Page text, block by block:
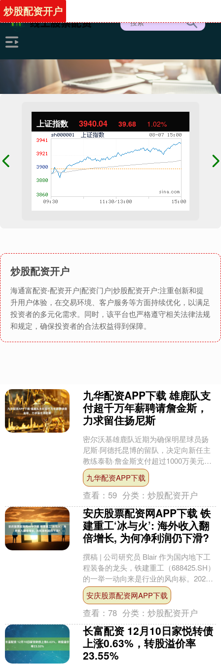
上证指数 3940.04 39.68 1.02%
炒股配资开户
海通富配资-配资开户|配资门户|炒股配资开户:注重创新和提
升用户体验，在交易环境、客户服务等方面持续优化，以满足
投资者的多元化需求。同时，该平台也严格遵守相关法律法规
和规定，确保投资者的合法权益得到保障。
炒股配资开户
九华配资APP下载 雄鹿队支
付超千万年薪聘请詹金斯，
力求留住扬尼斯
密尔沃基雄鹿队近期为确保明星球员扬
尼斯·阿德托昆博的留队，决定向新任主
教练泰勒·詹金斯支付超过1000万美元的
年薪。这项合同体现了雄鹿队对詹金斯
的高度重视，也反....
九华配资APP下载
查看： 59 分类：炒股配资开户
安庆股票配资网APP下载 铁
建重工‘冰与火’: 海外收入翻
倍增长, 为何净利润仍下滑?
撰稿 | 公司研究员 Blair 作为国内地下工
程装备的龙头，铁建重工（688425.SH）
的一举一动向来是行业的风向标。2026
年3月20日，公司发布了202....
安庆股票配资网APP下载
查看：78 分类：炒股配资开户
长富配资 12月10日家悦转债
上涨0.63%，转股溢价率
23.55%